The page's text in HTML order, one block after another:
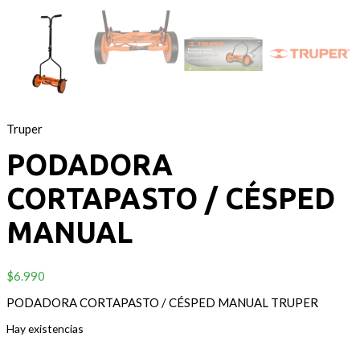
Truper
PODADORA
CORTAPASTO / CÉSPED
MANUAL
$6.990
PODADORA CORTAPASTO / CÉSPED MANUAL TRUPER
Hay existencias